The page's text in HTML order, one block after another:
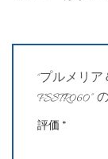
“プルメリ
FSSTR060”
評価 *